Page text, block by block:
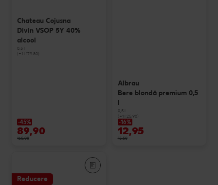
Chateau Cojusna
Divin VSOP 5Y 40%
alcool
0,5 l
(=1 l 179.80)
-45%
89,90
165,00
Albrau
Bere blondă premium 0,5
l
0,5 l
(=1 l 25.90)
-16%
12,95
15,50
Reducere